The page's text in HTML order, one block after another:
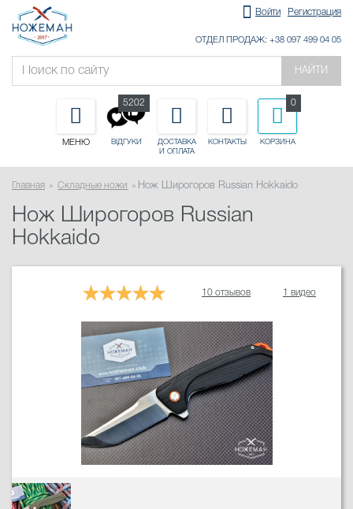
Войти Регистрация
ОТДЕЛ ПРОДАЖ: +38 097 499 04 05
НАЙТИ
МЕНЮ ВІДГУКИ
5202
ДОСТАВКА
И ОПЛАТА
КОНТАКТЫ КОРЗИНА
0
Главная Складные ножи Нож Широгоров Russian Hokkaido
Нож Широгоров Russian
Hokkaido
10 отзывов 1 видео